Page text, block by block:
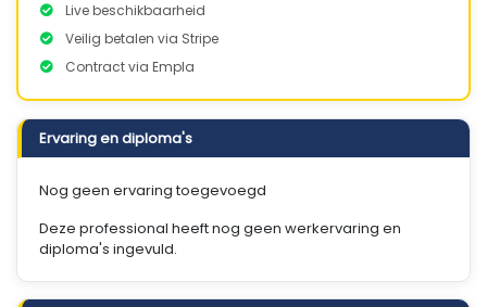
Live beschikbaarheid
Veilig betalen via Stripe
Contract via Empla
Ervaring en diploma's
Nog geen ervaring toegevoegd
Deze professional heeft nog geen werkervaring en
diploma's ingevuld.